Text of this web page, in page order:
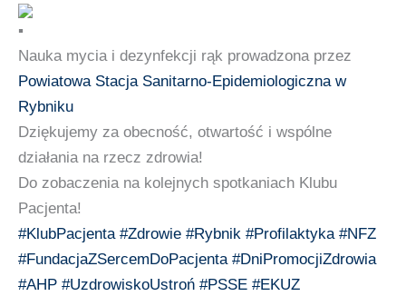
Nauka mycia i dezynfekcji rąk prowadzona przez
Powiatowa Stacja Sanitarno-Epidemiologiczna w
Rybniku
Dziękujemy za obecność, otwartość i wspólne
działania na rzecz zdrowia!
Do zobaczenia na kolejnych spotkaniach Klubu
Pacjenta!
#KlubPacjenta #Zdrowie #Rybnik #Profilaktyka #NFZ
#FundacjaZSercemDoPacjenta #DniPromocjiZdrowia
#AHP #UzdrowiskoUstroń #PSSE #EKUZ